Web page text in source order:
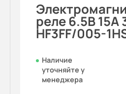
реле 6.5В 15A
HF3FF/005-
Наличие
уточняйте у
менеджера